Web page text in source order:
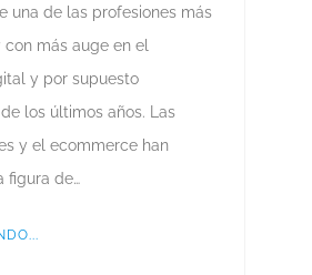
una de las profesiones más
con más auge en el
y por supuesto
los últimos años. Las
y el ecommerce han
figura de…